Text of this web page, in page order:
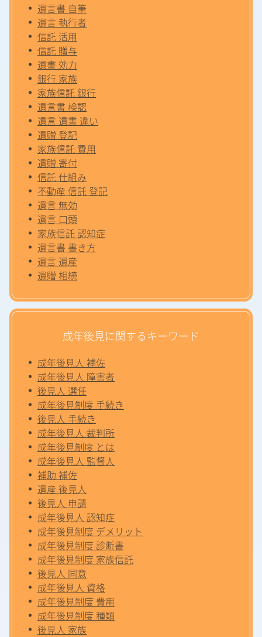
遺言書 自筆
遺言 執行者
信託 活用
信託 贈与
遺書 効力
銀行 家族
家族信託 銀行
遺言書 検認
遺言 遺書 違い
遺贈 登記
家族信託 費用
遺贈 寄付
信託 仕組み
不動産 信託 登記
遺言 無効
遺言 口頭
家族信託 認知症
遺言書 書き方
遺言 遺産
遺贈 相続
成年後見に関するキーワード
成年後見人 補佐
成年後見人 障害者
後見人 選任
成年後見制度 手続き
後見人 手続き
成年後見人 裁判所
成年後見制度 とは
成年後見人 監督人
補助 補佐
遺産 後見人
後見人 申請
成年後見人 認知症
成年後見制度 デメリット
成年後見制度 診断書
成年後見制度 家族信託
後見人 同意
成年後見人 資格
成年後見制度 費用
成年後見制度 種類
後見人 家族